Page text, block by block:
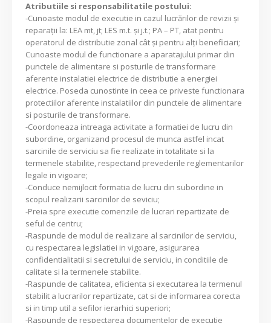
Atributiile si responsabilitatile postului:
-Cunoaste modul de executie in cazul lucrărilor de revizii şi
reparaţii la: LEA mt, jt; LES m.t. şi j.t.; PA – PT, atat pentru
operatorul de distributie zonal cât şi pentru alţi beneficiari;
Cunoaste modul de functionare a aparatajului primar din
punctele de alimentare si posturile de transformare
aferente instalatiei electrice de distributie a energiei
electrice. Poseda cunostinte in ceea ce priveste functionara
protectiilor aferente instalatiilor din punctele de alimentare
si posturile de transformare.
-Coordoneaza intreaga activitate a formatiei de lucru din
subordine, organizand procesul de munca astfel incat
sarcinile de serviciu sa fie realizate in totalitate si la
termenele stabilite, respectand prevederile reglementarilor
legale in vigoare;
-Conduce nemijlocit formatia de lucru din subordine in
scopul realizarii sarcinilor de seviciu;
-Preia spre executie comenzile de lucrari repartizate de
seful de centru;
-Raspunde de modul de realizare al sarcinilor de serviciu,
cu respectarea legislatiei in vigoare, asigurarea
confidentialitatii si secretului de serviciu, in conditiile de
calitate si la termenele stabilite.
-Raspunde de calitatea, eficienta si executarea la termenul
stabilit a lucrarilor repartizate, cat si de informarea corecta
si in timp util a sefilor ierarhici superiori;
-Raspunde de respectarea documentelor de executie